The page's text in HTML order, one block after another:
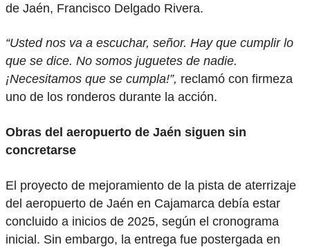
de Jaén, Francisco Delgado Rivera.
“Usted nos va a escuchar, señor. Hay que cumplir lo
que se dice. No somos juguetes de nadie.
¡Necesitamos que se cumpla!”, reclamó con firmeza
uno de los ronderos durante la acción.
Obras del aeropuerto de Jaén siguen sin
concretarse
El proyecto de mejoramiento de la pista de aterrizaje
del aeropuerto de Jaén en Cajamarca debía estar
concluido a inicios de 2025, según el cronograma
inicial. Sin embargo, la entrega fue postergada en